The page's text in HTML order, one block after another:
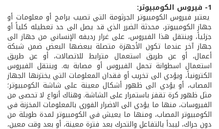
1- فيروس الكومبيوتر:
يعتبر فيروس الكومبيوتر الجرثومة التي تصيب برامج أو معلومات أو
جهاز الكومبيوتر، محدثة الضرر الذي قد يصل الى حد تعطيله كلياً أو
جزئياً، وينتقل هذا الفيروس، على غرار رديفه الإنساني من جهاز الى
جهاز آخر عندما تكون الأجهزة متصلة ببعضها البعض ضمن شبكة
أعمال، أو عن طريق استعمال مترابط للاتصالات، أو عن طريق
استعمال اسطوانة تحمل الفيروس أو مصابة به. وينتقل الفيروس
الكترونياً، ويؤدي الى تخريب أو فقدان المعلومات التي يختزنها الجهاز
المصاب، أو يؤدي الى ظهور أشكال معينة على شاشة الكومبيوتر؛
مثل ظهور كرة تقفز باستمرار على الشاشة. وهناك أنواع لا تحصى من
الفيروسات، منها ما يؤدي الى الاضرار الفوري بالمعلومات المخزنة في
الكومبيوتر المصاب، ومنها ما يعيش في الكومبيوتر لمدة طويلة من
دون حراك، ليبدأ بالتفاعل والتحرك بعد فترة معينة، أو بعد وقت معين،